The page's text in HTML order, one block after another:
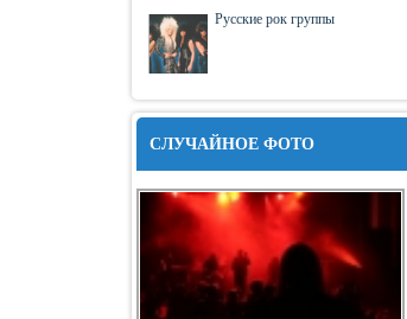
Русские рок группы
СЛУЧАЙНОЕ ФОТО